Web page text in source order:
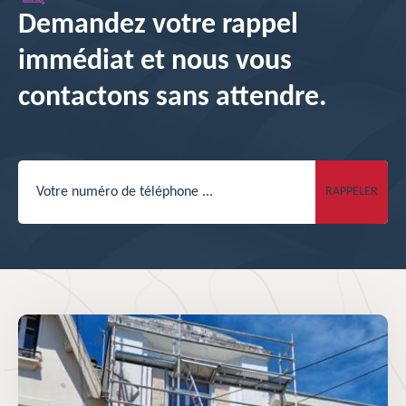
Demandez votre rappel
immédiat et nous vous
contactons sans attendre.